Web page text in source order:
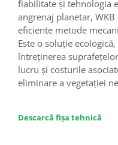
fiabilitate și tehnologia
angrenaj planetar,
eficiente metode
Este o soluție
întreținerea
lucru și costurile
eliminare a vegetației
Descarcă fișa tehnică